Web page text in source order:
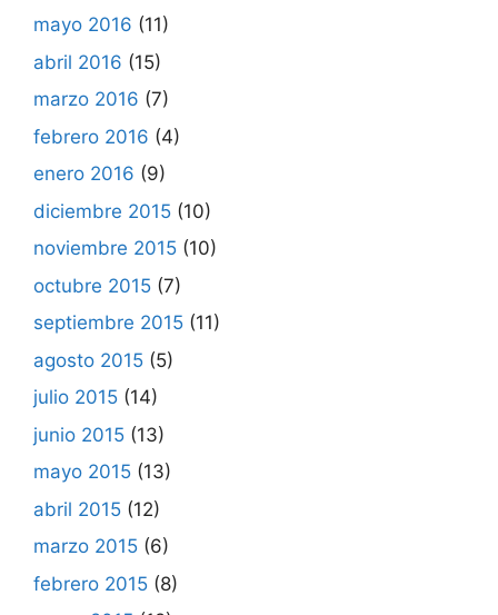
mayo 2016 (11)
abril 2016 (15)
marzo 2016 (7)
febrero 2016 (4)
enero 2016 (9)
diciembre 2015 (10)
noviembre 2015 (10)
octubre 2015 (7)
septiembre 2015 (11)
agosto 2015 (5)
julio 2015 (14)
junio 2015 (13)
mayo 2015 (13)
abril 2015 (12)
marzo 2015 (6)
febrero 2015 (8)